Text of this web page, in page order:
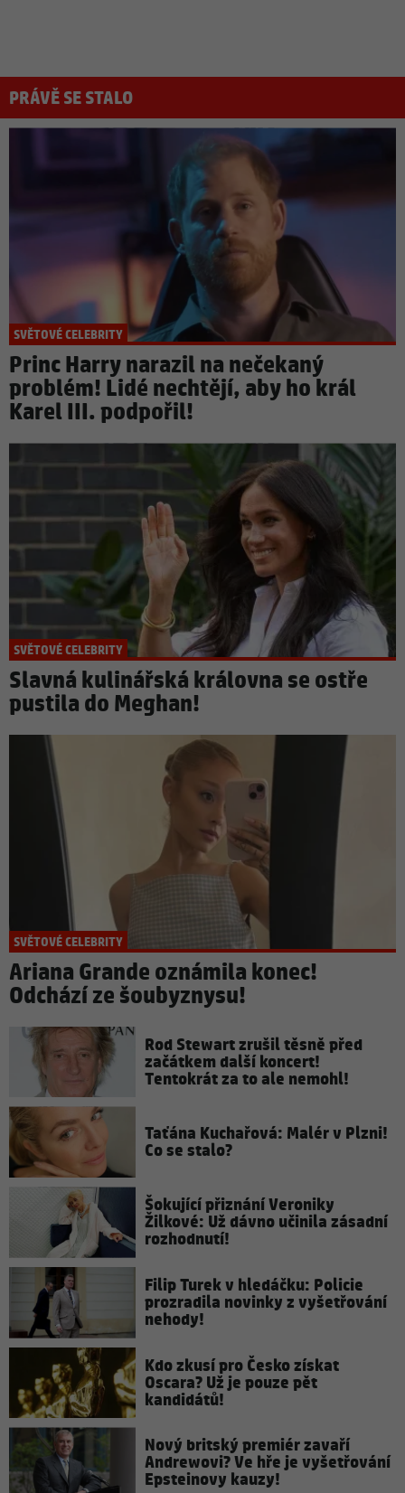
PRÁVĚ SE STALO
SVĚTOVÉ CELEBRITY
Princ Harry narazil na nečekaný
problém! Lidé nechtějí, aby ho král
Karel III. podpořil!
SVĚTOVÉ CELEBRITY
Slavná kulinářská královna se ostře
pustila do Meghan!
SVĚTOVÉ CELEBRITY
Ariana Grande oznámila konec!
Odchází ze šoubyznysu!
Rod Stewart zrušil těsně před
začátkem další koncert!
Tentokrát za to ale nemohl!
Taťána Kuchařová: Malér v Plzni!
Co se stalo?
Šokující přiznání Veroniky
Žilkové: Už dávno učinila zásadní
rozhodnutí!
Filip Turek v hledáčku: Policie
prozradila novinky z vyšetřování
nehody!
Kdo zkusí pro Česko získat
Oscara? Už je pouze pět
kandidátů!
Nový britský premiér zavaří
Andrewovi? Ve hře je vyšetřování
Epsteinovy kauzy!